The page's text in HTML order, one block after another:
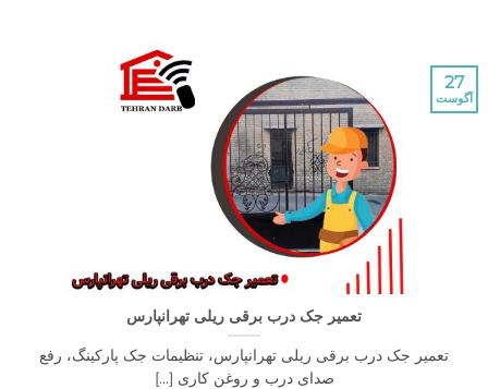
تعمیر جک درب برقی ریلی تهرانپارس
جک درب برقی ریلی تهرانپارس، تنظیمات جک پارکینگ، رفع
صدای درب و روغن کاری [...]